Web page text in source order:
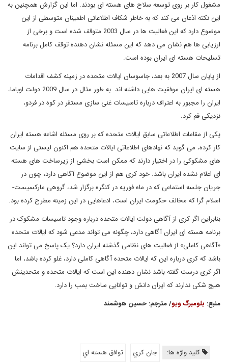
مشغول کار بر روی توسعه سلاح های هسته ای بودند. اما این گزارش همچنین به
این نکته اذعان می کند که به خاطر شکاف اطلاعاتی اطمینان متوسطی از این
موضوع دارد که این فعالیت ها در سال 2003 متوقف شده است و برخی از
ارزیابی ها هم نشان می دهد که این مسئله نشان دهنده توقف کامل برنامه
تسلیحات هسته ای ایران بوده است.
از پایان سال 2007 به بعد، جاسوسان ایالات متحده در زمینه کشف اقدامات
هسته ای ایران موفقیت هایی داشته اند. به طور مثال در سال 2009 دولت اوباما،
ایران را مجبور به اعتراف درباره تاسیسات غنی سازی مستقر در کوه در فردو،
نزدیکی قم کرد.
یکی از مقامات اطلاعاتی سابق ایالات متحده که بر روی مسئله اشاعه هسته ایران
کار کرده، می گوید که نهادهای اطلاعاتی ایالات متحده هم اکنون لیستی از سایت
های مشکوکی را در اختیار دارند که ممکن است بخشی از زیرساخت های هسته
ای اعلام نشده ایران باشد. خود کری هم از این موضوع آگاهی دارد، چون در
جریان جلسه استماعی که در ماه فوریه در کنگره برگزار شد، گروهی مارکسیست-
اسلام گرا که مخالف حکومت ایران است، ادعاهایی در این زمینه مطرح کرده بود.
بنابراین اگر کری از آگاهی دولت ایالات متحده درباره وجود تاسیسات مشکوک در
برنامه هسته ای ایران آگاهی دارد، چگونه می تواند مدعی شود که ایالات متحده
«آگاهی کاملی» از فعالیت های نظامی گذشته ایران دارد؟ یک پاسخ می تواند این
باشد که کری درباره این که ایالات متحده آگاهی کاملی دارد، غلو کرده باشد، اما
اگر کری درست گفته باشد نشان دهنده این است که ایالات متحده و متحدینش
هیچ شکی ندارند که ایران دانش و توانایی ساخت بمب را دارد.
منبع: بلومبرگ ویو/ مترجم: حسین هوشمند
کلید واژه ها: جان كري توافق هسته اي